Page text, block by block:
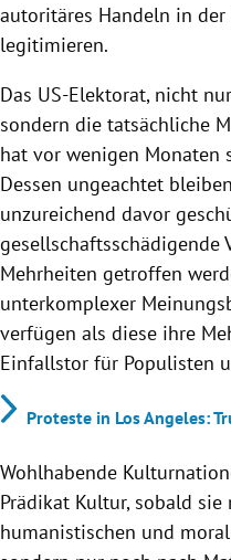
autoritäres Handeln in der
legitimieren.
Das US-Elektorat, nicht
sondern die tatsächliche
hat vor wenigen Monaten
Dessen ungeachtet
unzureichend davor
gesellschaftsschädigende
Mehrheiten getroffen
unterkomplexer
verfügen als diese ihre
Einfallstor für Populisten
Proteste in Los Angeles:
Wohlhabende
Prädikat Kultur, sobald
humanistischen und